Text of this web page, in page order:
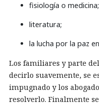
fisiología o medicina;
literatura;
la lucha por la paz
Los familiares y parte
decirlo suavemente, se
impugnado y los
resolverlo. Finalmente